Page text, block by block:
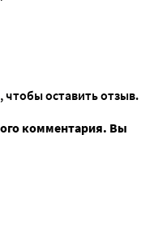
, чтобы оставить отзыв.
комментария. Вы